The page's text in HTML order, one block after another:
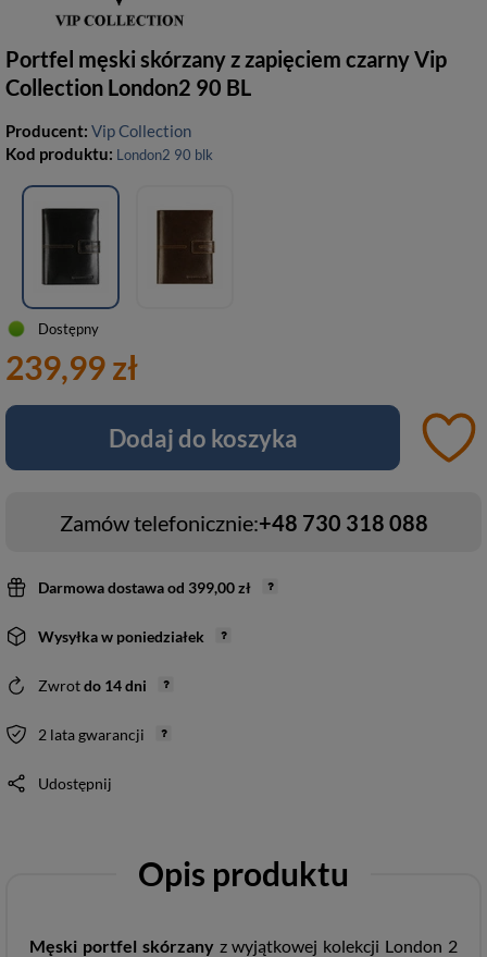
Portfel męski skórzany z zapięciem czarny Vip
Collection London2 90 BL
Producent: Vip Collection
Kod produktu: London2 90 blk
Dostępny
239,99 zł
Dodaj do koszyka
Zamów telefonicznie:+48 730 318 088
Darmowa dostawaod 399,00 zł
Wysyłkaw poniedziałek
Zwrotdo 14dni
2 lata gwarancji
Udostępnij
Opis produktu
Męski portfel skórzanyz wyjątkowej kolekcji London 2